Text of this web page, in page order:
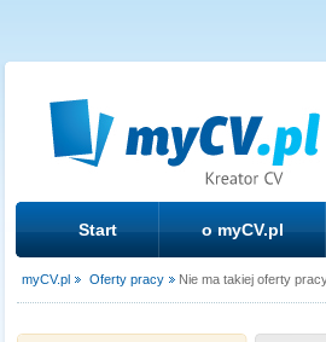
Start o myCV.pl
myCV.pl Oferty pracy Nie ma takiej oferty